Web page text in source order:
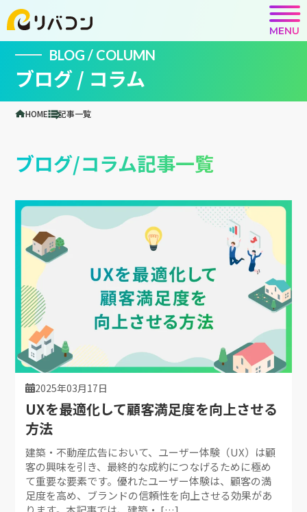
MENU
BLOG / COLUMN
ブログ / コラム
HOME 記事一覧
ブログ/コラム記事一覧
2025年03月17日
UXを最適化して顧客満足度を向上させる
方法
建築・不動産広告において、ユーザー体験（UX）は顧
客の興味を引き、最終的な成約につなげるために極め
て重要な要素です。優れたユーザー体験は、顧客の満
足度を高め、ブランドの信頼性を向上させる効果があ